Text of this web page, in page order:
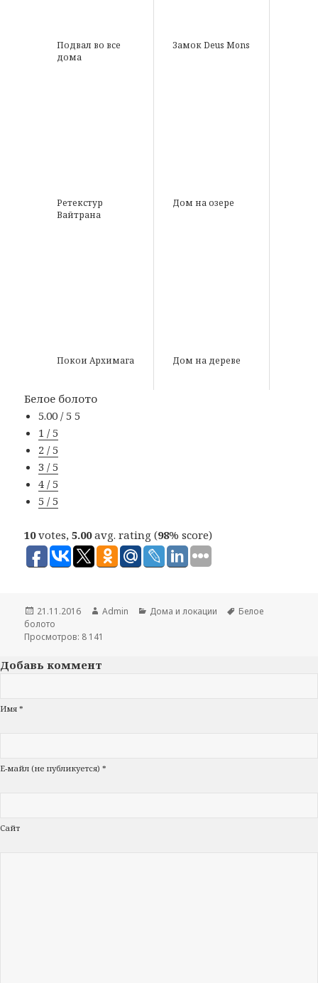
Подвал во все
дома
Замок Deus Mons
Ретекстур
Вайтрана
Дом на озере
Покои Архимага Дом на дереве
Белое болото
5.00 / 55
1 / 5
2 / 5
3 / 5
4 / 5
5 / 5
10votes,5.00avg. rating (98% score)
Опубликовано
21.11.2016 Автор
Admin Рубрики
Дома и локации Метки
Белое
болото
Просмотров: 8 141
Добавь коммент
Имя *
Е-майл (не публикуется) *
Сайт